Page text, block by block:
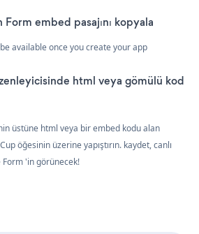
embed pasajını kopyala
available once you create your app
html veya gömülü kod
üstüne html veya bir embed kodu alan
öğesinin üzerine yapıştırın. kaydet, canlı
Form 'in görünecek!